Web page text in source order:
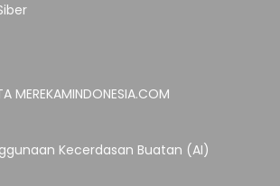
MEREKAMINDONESIA.COM
Kecerdasan Buatan (AI)